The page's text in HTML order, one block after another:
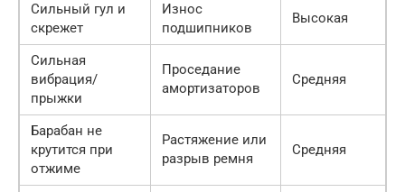
Сильный гул и
скрежет
Износ
подшипников
Высокая
Сильная
вибрация/
прыжки
Проседание
амортизаторов
Средняя
Барабан не
крутится при
отжиме
Растяжение или
разрыв ремня
Средняя